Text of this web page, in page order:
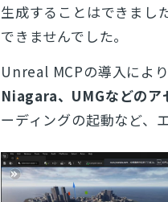
生成することはできまし
できませんでした。
Unreal MCPの導入により
Niagara、UMGなどのア
ーディングの起動など、